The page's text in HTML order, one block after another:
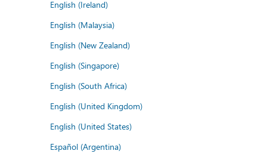
English (Ireland)
English (Malaysia)
English (New Zealand)
English (Singapore)
English (South Africa)
English (United Kingdom)
English (United States)
Español (Argentina)